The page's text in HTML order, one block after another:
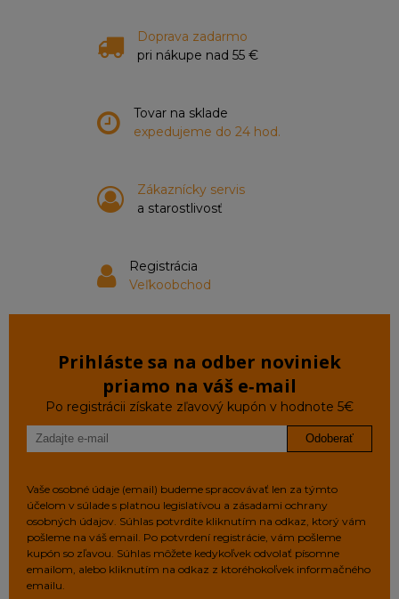
Doprava zadarmo
pri nákupe nad 55 €
Tovar na sklade
expedujeme do 24 hod.
Zákaznícky servis
a starostlivosť
Registrácia
Veľkoobchod
Prihláste sa na odber noviniek
priamo na váš e‑mail
Po registrácii získate zľavový kupón v hodnote 5€
Odoberať
Vaše osobné údaje (email) budeme spracovávať len za týmto
účelom v súlade s platnou legislatívou a zásadami ochrany
osobných údajov. Súhlas potvrdíte kliknutím na odkaz, ktorý vám
pošleme na váš email. Po potvrdení registrácie, vám pošleme
kupón so zľavou. Súhlas môžete kedykoľvek odvolať písomne
emailom, alebo kliknutím na odkaz z ktoréhokoľvek informačného
emailu.